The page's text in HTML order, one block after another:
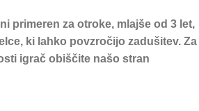
primeren za otroke, mlajše od 3 let,
ki lahko povzročijo zadušitev. Za
igrač obiščite našo stran